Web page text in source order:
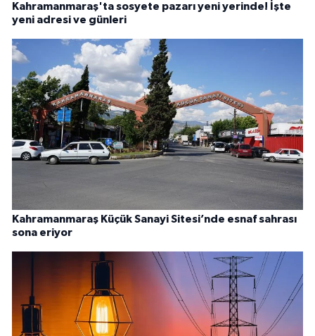
Kahramanmaraş'ta sosyete pazarı yeni yerinde! İşte
yeni adresi ve günleri
Kahramanmaraş Küçük Sanayi Sitesi’nde esnaf sahrası
sona eriyor